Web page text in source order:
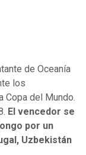
de Oceanía
los
Copa del Mundo.
El vencedor se
por un
Uzbekistán